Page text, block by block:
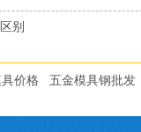
别
价格 五金模具钢批发